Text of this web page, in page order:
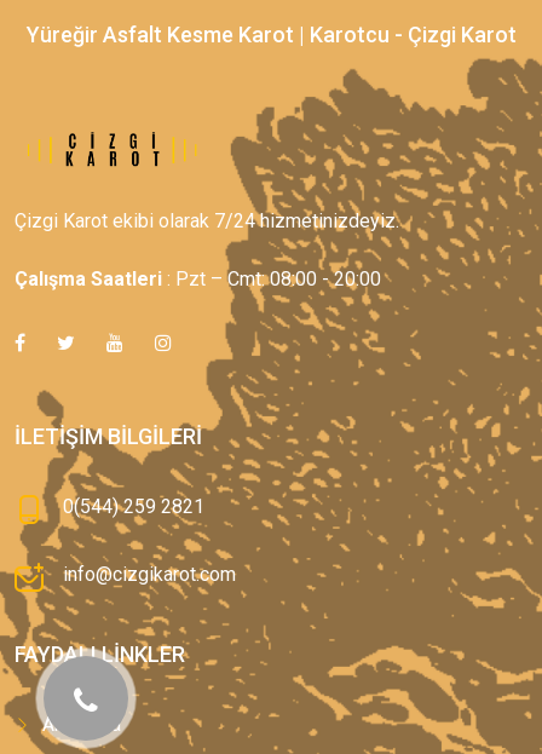
Yüreğir Asfalt Kesme Karot | Karotcu - Çizgi Karot
Çizgi Karot ekibi olarak 7/24 hizmetinizdeyiz.
Çalışma Saatleri : Pzt – Cmt: 08:00 - 20:00
İLETIŞIM BILGILERI
0(544) 259 2821
info@cizgikarot.com
FAYDALI LINKLER
Anasayfa